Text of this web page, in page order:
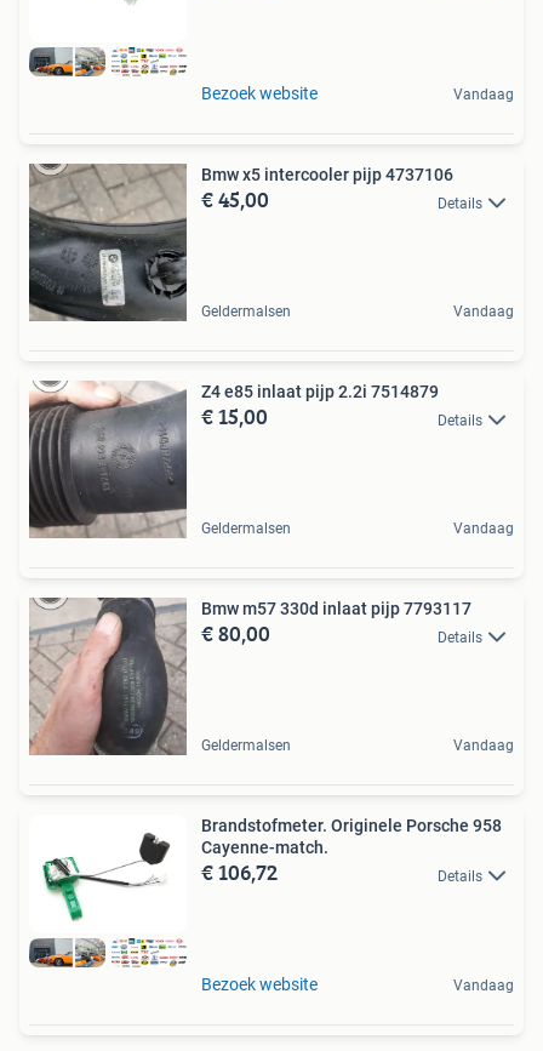
Bezoek website Vandaag
Bmw x5 intercooler pijp 4737106
€ 45,00 Details
Geldermalsen Vandaag
Z4 e85 inlaat pijp 2.2i 7514879
€ 15,00 Details
Geldermalsen Vandaag
Bmw m57 330d inlaat pijp 7793117
€ 80,00 Details
Geldermalsen Vandaag
Brandstofmeter. Originele Porsche 958
Cayenne-match.
€ 106,72 Details
Bezoek website Vandaag